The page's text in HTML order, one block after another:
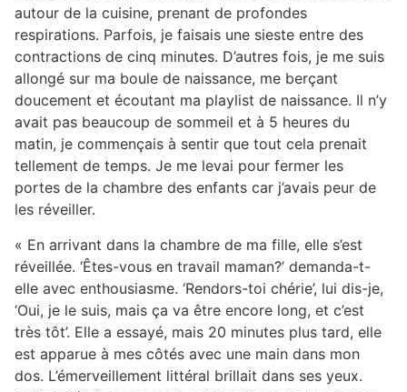
autour de la cuisine, prenant de profondes
respirations. Parfois, je faisais une sieste entre des
contractions de cinq minutes. D’autres fois, je me suis
allongé sur ma boule de naissance, me berçant
doucement et écoutant ma playlist de naissance. Il n’y
avait pas beaucoup de sommeil et à 5 heures du
matin, je commençais à sentir que tout cela prenait
tellement de temps. Je me levai pour fermer les
portes de la chambre des enfants car j’avais peur de
les réveiller.
« En arrivant dans la chambre de ma fille, elle s’est
réveillée. ‘Êtes-vous en travail maman?’ demanda-t-
elle avec enthousiasme. ‘Rendors-toi chérie’, lui dis-je,
‘Oui, je le suis, mais ça va être encore long, et c’est
très tôt’. Elle a essayé, mais 20 minutes plus tard, elle
est apparue à mes côtés avec une main dans mon
dos. L’émerveillement littéral brillait dans ses yeux.